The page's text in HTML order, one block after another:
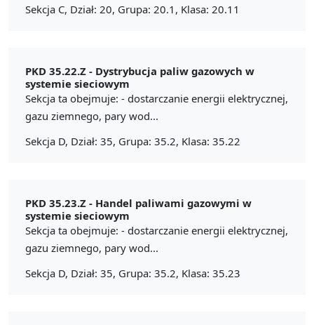
Sekcja C, Dział: 20, Grupa: 20.1, Klasa: 20.11
PKD 35.22.Z - Dystrybucja paliw gazowych w
systemie sieciowym
Sekcja ta obejmuje: - dostarczanie energii elektrycznej,
gazu ziemnego, pary wod...
Sekcja D, Dział: 35, Grupa: 35.2, Klasa: 35.22
PKD 35.23.Z - Handel paliwami gazowymi w
systemie sieciowym
Sekcja ta obejmuje: - dostarczanie energii elektrycznej,
gazu ziemnego, pary wod...
Sekcja D, Dział: 35, Grupa: 35.2, Klasa: 35.23